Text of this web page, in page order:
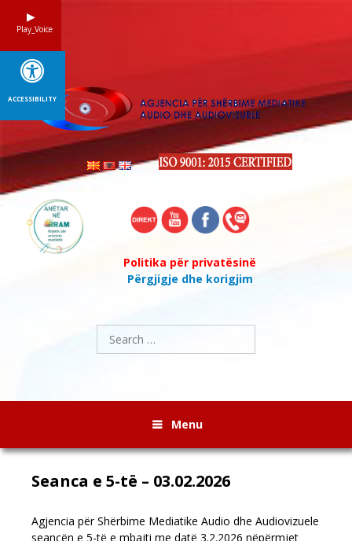
Politika për privatësinë
Përgjigje dhe korigjim
Search
for:
Menu
Seanca e 5-të – 03.02.2026
Agjencia për Shërbime Mediatike Audio dhe Audiovizuele
seancën e 5-të e mbajti me datë 3.2.2026 nëpërmjet
Play_Voice
ACCESSIBILITY